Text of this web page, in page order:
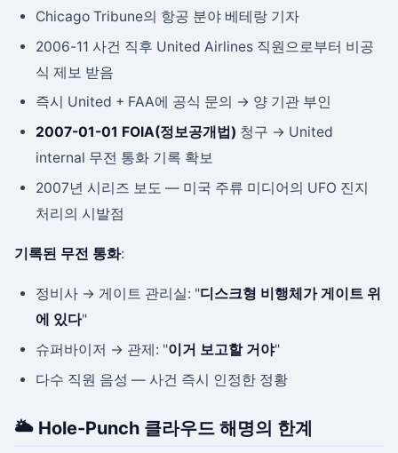
Chicago Tribune의 항공 분야 베테랑 기자
2006-11 사건 직후 United Airlines 직원으로부터 비공
식 제보 받음
즉시 United + FAA에 공식 문의 → 양 기관 부인
2007-01-01 FOIA(정보공개법) 청구 → United
internal 무전 통화 기록 확보
2007년 시리즈 보도 — 미국 주류 미디어의 UFO 진지
처리의 시발점
기록된 무전 통화:
정비사 → 게이트 관리실: "디스크형 비행체가 게이트 위
에 있다"
슈퍼바이저 → 관제: "이거 보고할 거야"
다수 직원 음성 — 사건 즉시 인정한 정황
🌥 Hole-Punch 클라우드 해명의 한계